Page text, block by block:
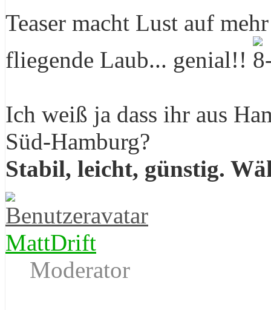
Teaser macht Lust auf
fliegende Laub... genial!!
Ich weiß ja dass ihr aus
Süd-Hamburg?
Stabil, leicht, günstig.
MattDrift
Moderator